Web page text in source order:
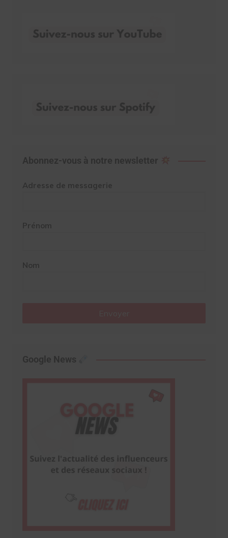
Abonnez-vous à notre newsletter
Adresse de messagerie
Prénom
Nom
Google News